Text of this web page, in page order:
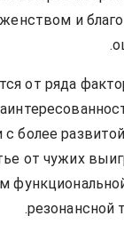
и
от ряда
более
от чужих
резонансной